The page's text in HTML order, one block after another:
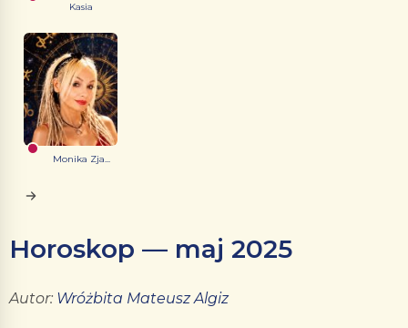
Kasia
Monika Zja...
Horoskop — maj 2025
Autor: Wróżbita Mateusz Algiz